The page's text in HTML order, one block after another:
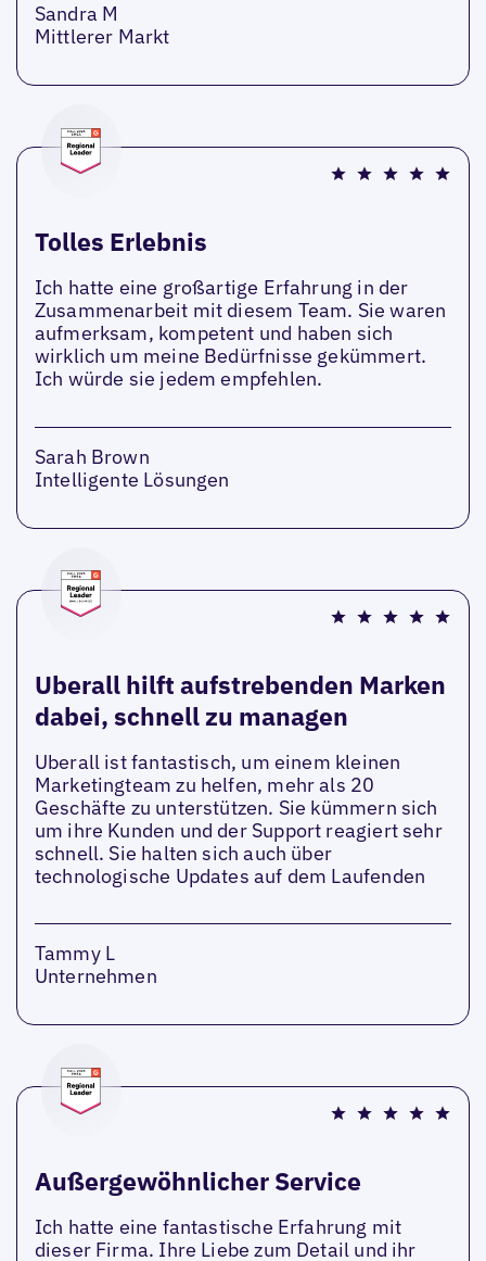
Sandra M
Mittlerer Markt
Tolles Erlebnis
Ich hatte eine großartige Erfahrung in der
Zusammenarbeit mit diesem Team. Sie waren
aufmerksam, kompetent und haben sich
wirklich um meine Bedürfnisse gekümmert.
Ich würde sie jedem empfehlen.
Sarah Brown
Intelligente Lösungen
Uberall hilft aufstrebenden Marken
dabei, schnell zu managen
Uberall ist fantastisch, um einem kleinen
Marketingteam zu helfen, mehr als 20
Geschäfte zu unterstützen. Sie kümmern sich
um ihre Kunden und der Support reagiert sehr
schnell. Sie halten sich auch über
technologische Updates auf dem Laufenden
Tammy L
Unternehmen
Außergewöhnlicher Service
Ich hatte eine fantastische Erfahrung mit
dieser Firma. Ihre Liebe zum Detail und ihr